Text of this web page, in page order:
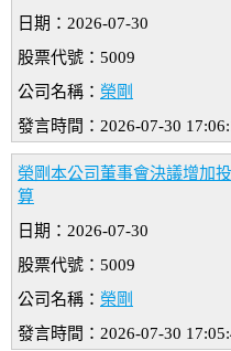
日期：2026-07-30
股票代號：5009
公司名稱： 榮剛
發言時間：2026-07-30
榮剛本公司董事會決議增加
算
日期：2026-07-30
股票代號：5009
公司名稱： 榮剛
發言時間：2026-07-30